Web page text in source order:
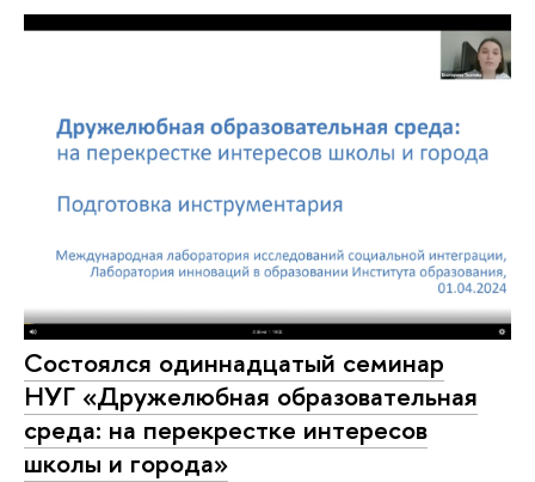
Состоялся одиннадцатый семинар
НУГ «Дружелюбная образовательная
среда: на перекрестке интересов
школы и города»